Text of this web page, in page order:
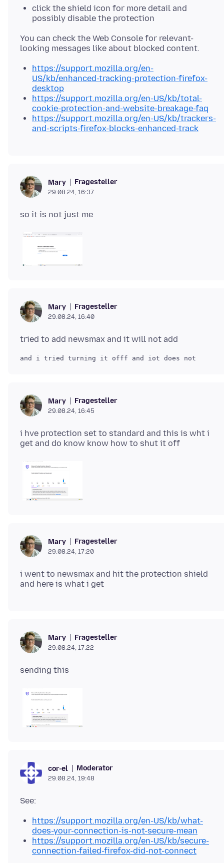
click the shield icon for more detail and
possibly disable the protection
You can check the Web Console for relevant-
https://support.mozilla.org/en-
US/kb/enhanced-tracking-protection-firefox-
desktop
https://support.mozilla.org/en-US/kb/total-
cookie-protection-and-website-breakage-faq
https://support.mozilla.org/en-US/kb/trackers-
and-scripts-firefox-blocks-enhanced-track
Mary Fragesteller
29.08.24, 16:37
Mary Fragesteller
29.08.24, 16:40
Mary Fragesteller
29.08.24, 16:45
i hve protection set to standard and this is wht i
Mary Fragesteller
29.08.24, 17:20
i went to newsmax and hit the protection shield
Mary Fragesteller
29.08.24, 17:22
cor-el Moderator
29.08.24, 19:48
https://support.mozilla.org/en-US/kb/what-
does-your-connection-is-not-secure-mean
https://support.mozilla.org/en-US/kb/secure-
connection-failed-firefox-did-not-connect